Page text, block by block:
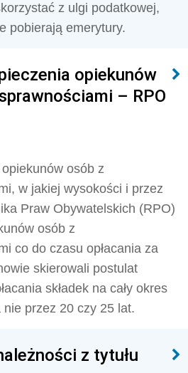
z ulgi podatkowej,
pobierają emerytury.
opiekunów
– RPO
opiekunów osób z
w jakiej wysokości i przez
Praw Obywatelskich (RPO)
osób z
co do czasu opłacania za
skierowali postulat
składek na cały okres
przez 20 czy 25 lat.
z tytułu